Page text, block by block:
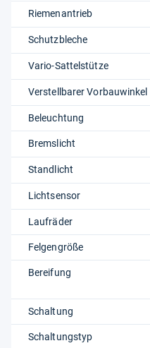
Riemenantrieb
Schutzbleche
Vario-Sattelstütze
Verstellbarer Vorbauwinkel
Beleuchtung
Bremslicht
Standlicht
Lichtsensor
Laufräder
Felgengröße
Bereifung
Schaltung
Schaltungstyp